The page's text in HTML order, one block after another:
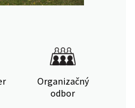
Organizačný
odbor